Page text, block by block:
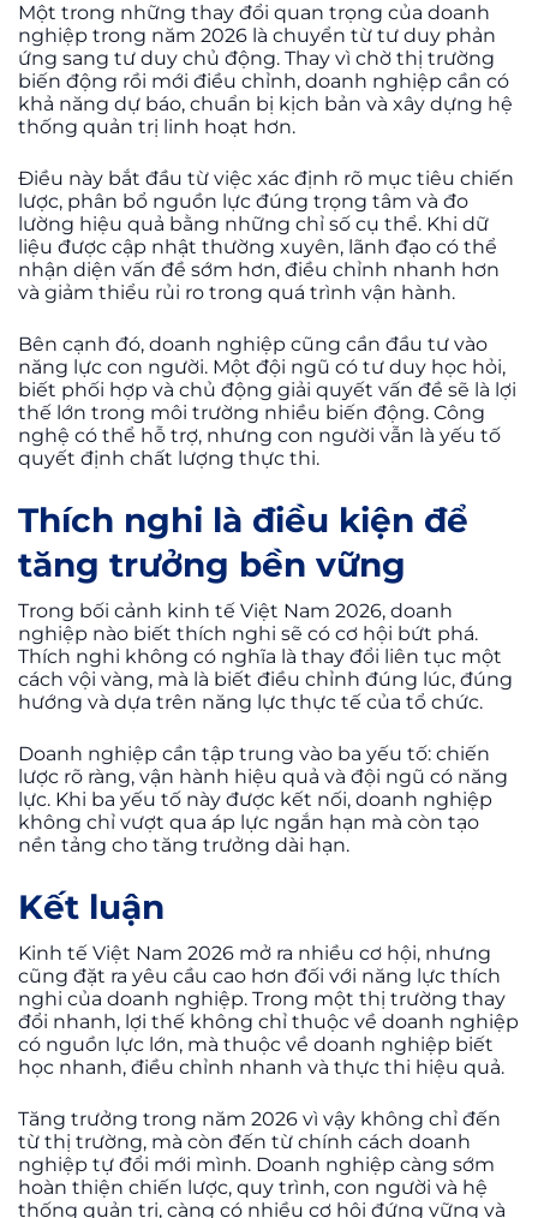
Một trong những thay đổi quan trọng của doanh
nghiệp trong năm 2026 là chuyển từ tư duy phản
ứng sang tư duy chủ động. Thay vì chờ thị trường
biến động rồi mới điều chỉnh, doanh nghiệp cần có
khả năng dự báo, chuẩn bị kịch bản và xây dựng hệ
thống quản trị linh hoạt hơn.
Điều này bắt đầu từ việc xác định rõ mục tiêu chiến
lược, phân bổ nguồn lực đúng trọng tâm và đo
lường hiệu quả bằng những chỉ số cụ thể. Khi dữ
liệu được cập nhật thường xuyên, lãnh đạo có thể
nhận diện vấn đề sớm hơn, điều chỉnh nhanh hơn
và giảm thiểu rủi ro trong quá trình vận hành.
Bên cạnh đó, doanh nghiệp cũng cần đầu tư vào
năng lực con người. Một đội ngũ có tư duy học hỏi,
biết phối hợp và chủ động giải quyết vấn đề sẽ là lợi
thế lớn trong môi trường nhiều biến động. Công
nghệ có thể hỗ trợ, nhưng con người vẫn là yếu tố
quyết định chất lượng thực thi.
Thích nghi là điều kiện để
tăng trưởng bền vững
Trong bối cảnh kinh tế Việt Nam 2026, doanh
nghiệp nào biết thích nghi sẽ có cơ hội bứt phá.
Thích nghi không có nghĩa là thay đổi liên tục một
cách vội vàng, mà là biết điều chỉnh đúng lúc, đúng
hướng và dựa trên năng lực thực tế của tổ chức.
Doanh nghiệp cần tập trung vào ba yếu tố: chiến
lược rõ ràng, vận hành hiệu quả và đội ngũ có năng
lực. Khi ba yếu tố này được kết nối, doanh nghiệp
không chỉ vượt qua áp lực ngắn hạn mà còn tạo
nền tảng cho tăng trưởng dài hạn.
Kết luận
Kinh tế Việt Nam 2026 mở ra nhiều cơ hội, nhưng
cũng đặt ra yêu cầu cao hơn đối với năng lực thích
nghi của doanh nghiệp. Trong một thị trường thay
đổi nhanh, lợi thế không chỉ thuộc về doanh nghiệp
có nguồn lực lớn, mà thuộc về doanh nghiệp biết
học nhanh, điều chỉnh nhanh và thực thi hiệu quả.
Tăng trưởng trong năm 2026 vì vậy không chỉ đến
từ thị trường, mà còn đến từ chính cách doanh
nghiệp tự đổi mới mình. Doanh nghiệp càng sớm
hoàn thiện chiến lược, quy trình, con người và hệ
thống quản trị, càng có nhiều cơ hội đứng vững và